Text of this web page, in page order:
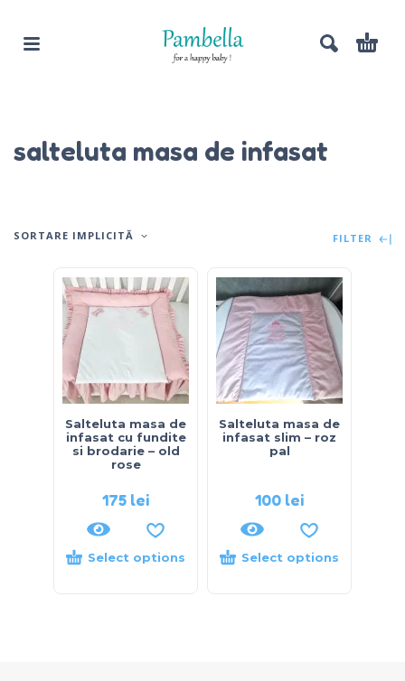
salteluta masa de infasat
SORTARE IMPLICITĂ FILTER
Salteluta masa de
infasat cu fundite
si brodarie – old
rose
175 lei
Select options
Salteluta masa de
infasat slim – roz
pal
100 lei
Select options